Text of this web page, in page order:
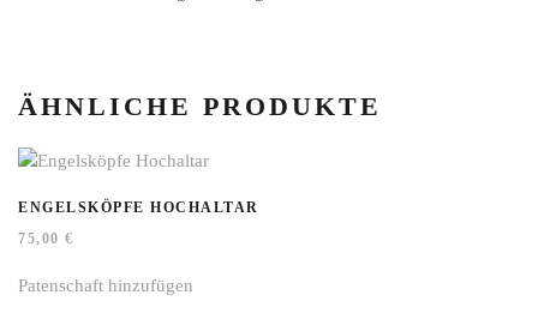
ÄHNLICHE PRODUKTE
ENGELSKÖPFE HOCHALTAR
75,00 €
Patenschaft hinzufügen